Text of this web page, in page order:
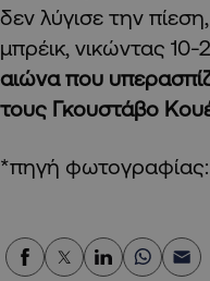
δεν λύγισε την
μπρέικ, νικώντας 10-
αιώνα που
τους Γκουστάβο
*πηγή